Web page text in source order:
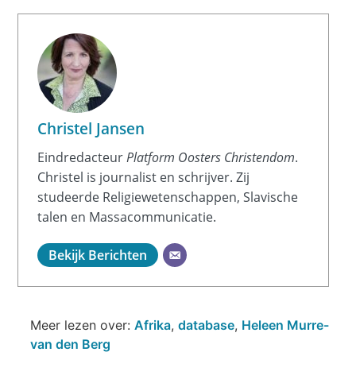
Christel Jansen
EindredacteurPlatform Oosters Christendom.
Christel is journalist en schrijver. Zij
studeerde Religiewetenschappen, Slavische
talen en Massacommunicatie.
Bekijk Berichten
Meer lezen over: Afrika,database, Heleen Murre-
van den Berg